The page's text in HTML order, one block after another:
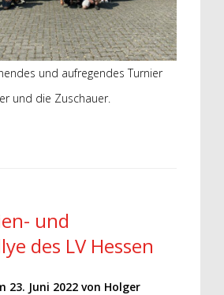
und aufregendes Turnier
und die Zuschauer.
und
des LV Hessen
23. Juni 2022 von Holger